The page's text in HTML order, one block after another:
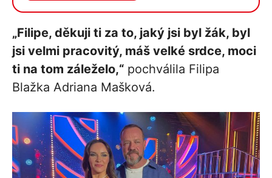
„Filipe, děkuji ti za to, jaký jsi byl žák, byl
jsi velmi pracovitý, máš velké srdce, moci
ti na tom záleželo,“ pochválila Filipa
Blažka Adriana Mašková.